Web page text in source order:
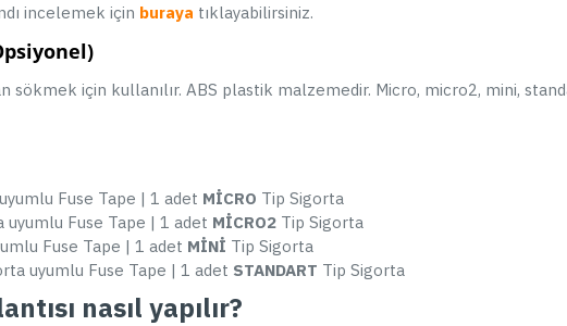
incelemek için buraya tıklayabilirsiniz.
sökmek için kullanılır. ABS plastik malzemedir. Micro, micro2, mini,
Fuse Tape | 1 adet MİCRO Tip Sigorta
uyumlu Fuse Tape | 1 adet MİCRO2 Tip Sigorta
Fuse Tape | 1 adet MİNİ Tip Sigorta
uyumlu Fuse Tape | 1 adet STANDART Tip Sigorta
nasıl yapılır?